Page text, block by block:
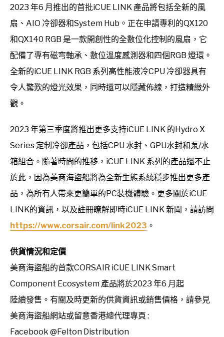
2023 年6 月推出的首批iCUE LINK 產品將包括全新的風
扇、AIO 冷卻器和System Hub。正在申請專利的QX120
和QX140 RGB 是一款開創性的全數位化控制的風扇，它
配備了專有磁穹軸承、數位溫度感測器和四個RGB 燈環。
全新的iCUE LINK RGB 系列高性能液冷CPU 冷卻器具有
令人驚歎的燈光效果，同時還可以隱藏佈線，打造精緻外
觀。
2023 年第三季度將推出更多支持iCUE LINK 的Hydro X
Series 定制冷卻產品，包括CPU 水封、GPU水封和泵/水
箱組合。隨著時間的推移，iCUE LINK 系列的產品還不止
於此，因為美商海盜船將為全新生態系統穩步推出更多產
品，為所有人帶來更簡單的PC裝機體驗。更多關於iCUE
LINK的資訊，以及註冊瞭解即時iCUE LINK 新聞，請訪問
https://www.corsair.com/link2023 。
供貨情況和定價
美商海盜船的首款CORSAIR iCUE LINK Smart
Component Ecosystem 產品將於2023 年6 月起
陸續發售。有關及時更新的供貨資訊或銷售價格，請參見
美商海盜船網站或留意香港總代理專頁 :
Facebook @Felton Distribution